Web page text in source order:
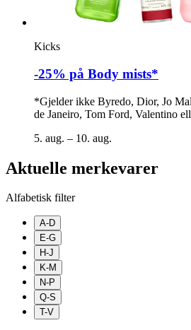
Kicks
-25% på Body mists*
*Gjelder ikke Byredo, Dior, Jo
de Janeiro, Tom Ford, Valentino
5. aug. – 10. aug.
Aktuelle merkevarer
Alfabetisk filter
A-D
E-G
H-J
K-M
N-P
Q-S
T-V